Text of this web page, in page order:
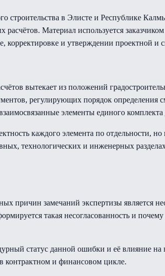
строительства в Элисте и Республике
Материал используется
корректировке и утверждении проектной и
вытекает из положений
регулирующих порядок определения
элементы единого
каждого элемента по отдельности,
технологических и инженерных
причин замечаний экспертизы является
такая несогласованность и
статус данной ошибки и её влияние
контрактном и финансовом цикле.